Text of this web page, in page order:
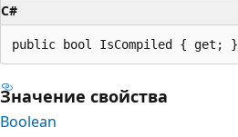
C#
public bool IsCompiled { get; }
Значение свойства
Boolean